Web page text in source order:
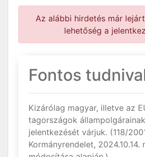
Az alábbi hirdetés már
lehetőség a
Fontos
Kizárólag magyar, illetve az
tagországok
jelentkezését várjuk. (118/
Kormányrendelet, 2024.10.14.